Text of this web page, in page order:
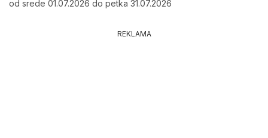
od srede 01.07.2026 do petka 31.07.2026
REKLAMA